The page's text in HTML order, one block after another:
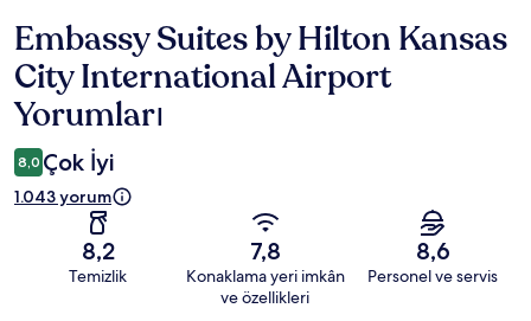
Yorumlar
Embassy Suites by Hilton Kansas
City International Airport
Yorumları
8,0 Çok İyi
1.043 yorum
8,2
Temizlik
7,8
Konaklama yeri imkân
ve özellikleri
8,6
Personel ve servis